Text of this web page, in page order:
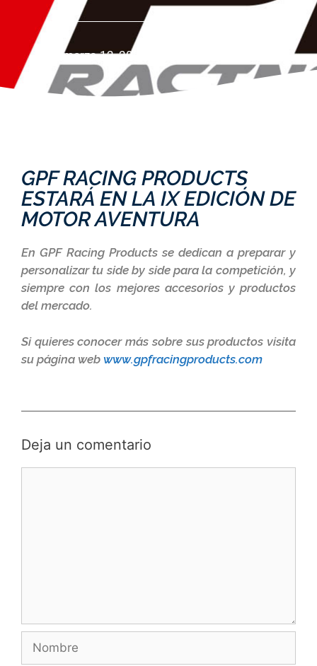
marzo 12, 2020
GPF RACING PRODUCTS
ESTARÁ EN LA IX EDICIÓN DE
MOTOR AVENTURA
En GPF Racing Products se dedican a preparar y
personalizar tu side by side para la competición, y
siempre con los mejores accesorios y productos
del mercado.
Si quieres conocer más sobre sus productos visita
su página web www.gpfracingproducts.com
Deja un comentario